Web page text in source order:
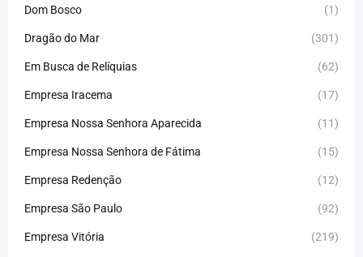
Dom Bosco (1)
Dragão do Mar (301)
Em Busca de Relíquias (62)
Empresa Iracema (17)
Empresa Nossa Senhora Aparecida (11)
Empresa Nossa Senhora de Fátima (15)
Empresa Redenção (12)
Empresa São Paulo (92)
Empresa Vitória (219)